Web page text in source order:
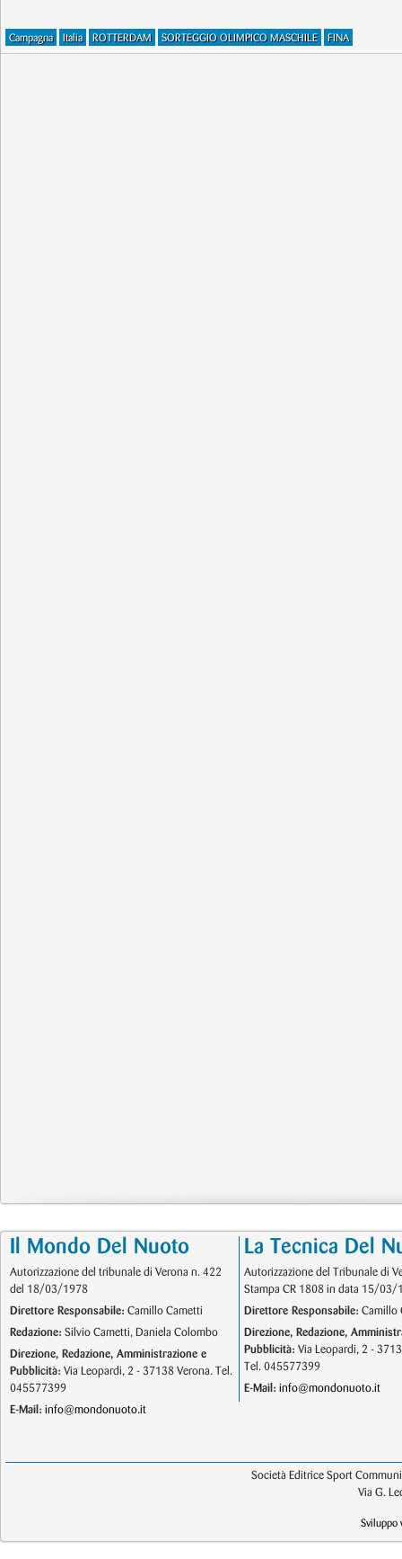
Campagna Italia ROTTERDAM SORTEGGIO OLIMPICO MASCHILE FINA
Il Mondo Del Nuoto
Autorizzazione del tribunale di Verona n. 422
del 18/03/1978
Direttore Responsabile: Camillo Cametti
Redazione: Silvio Cametti, Daniela Colombo
Direzione, Redazione, Amministrazione e
Pubblicità: Via Leopardi, 2 - 37138 Verona. Tel.
045577399
E-Mail: info@mondonuoto.it
La Tecnica Del
Autorizzazione del Tribunale di
Stampa CR 1808 in data 15/03/
Direttore Responsabile: Camillo
Direzione, Redazione,
Pubblicità: Via Leopardi, 2 -
Tel. 045577399
E-Mail: info@mondonuoto.it
Società Editrice Sport
Via G.
Sviluppo